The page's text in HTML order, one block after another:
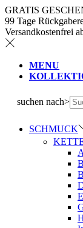
GRATIS
99 Tage
Versandkostenfrei
MENU
suchen nach>
SCHMUCK